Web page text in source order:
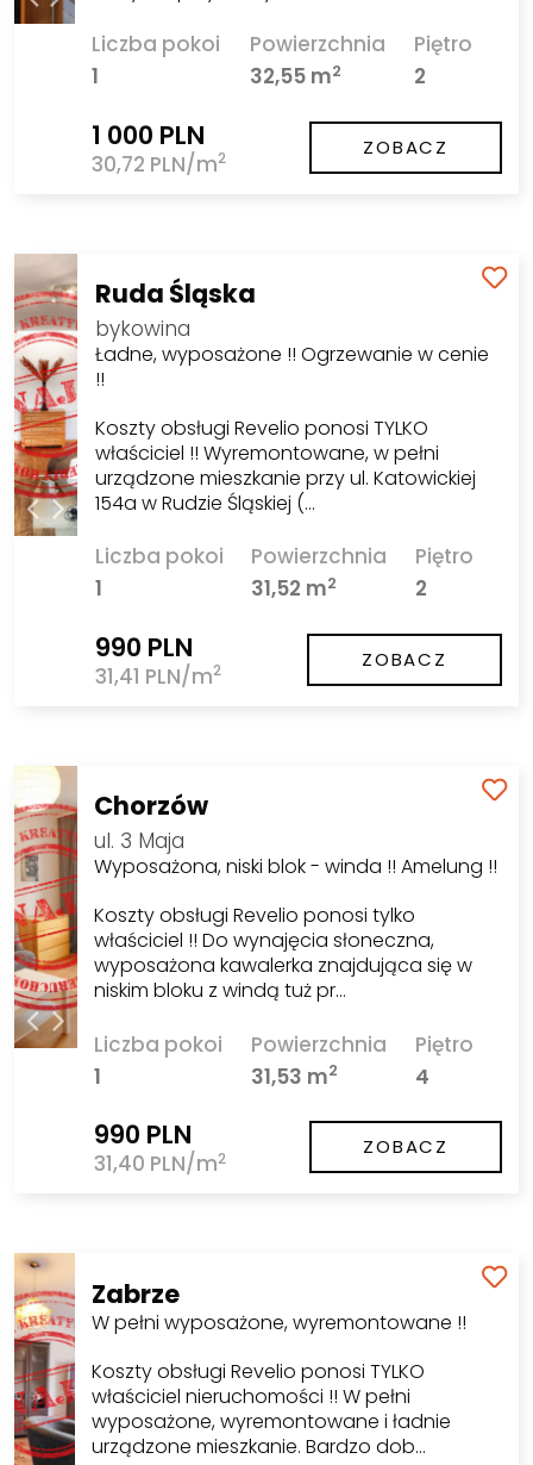
Liczba pokoi
1
Powierzchnia
32,55 m2
Piętro
2
1 000 PLN
30,72 PLN/m2 ZOBACZ
Ruda Śląska
bykowina
Ładne, wyposażone !! Ogrzewanie w cenie
!!
Koszty obsługi Revelio ponosi TYLKO
właściciel !! Wyremontowane, w pełni
urządzone mieszkanie przy ul. Katowickiej
154a w Rudzie Śląskiej (…
Liczba pokoi
1
Powierzchnia
31,52 m2
Piętro
2
990 PLN
31,41 PLN/m2 ZOBACZ
Chorzów
ul. 3 Maja
Wyposażona, niski blok - winda !! Amelung !!
Koszty obsługi Revelio ponosi tylko
właściciel !! Do wynajęcia słoneczna,
wyposażona kawalerka znajdująca się w
niskim bloku z windą tuż pr…
Liczba pokoi
1
Powierzchnia
31,53 m2
Piętro
4
990 PLN
31,40 PLN/m2 ZOBACZ
Zabrze
W pełni wyposażone, wyremontowane !!
Koszty obsługi Revelio ponosi TYLKO
właściciel nieruchomości !! W pełni
wyposażone, wyremontowane i ładnie
urządzone mieszkanie. Bardzo dob…